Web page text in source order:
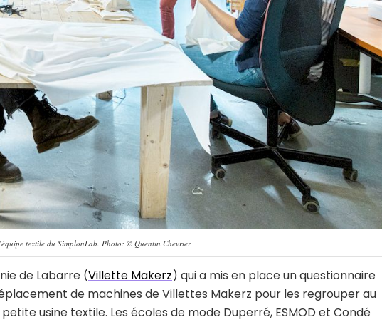
textile du SimplonLab. Photo: © Quentin Chevrier
de Labarre (Villette Makerz) qui a mis en place un questionnaire
de machines de Villettes Makerz pour les regrouper au
usine textile. Les écoles de mode Duperré, ESMOD et Condé